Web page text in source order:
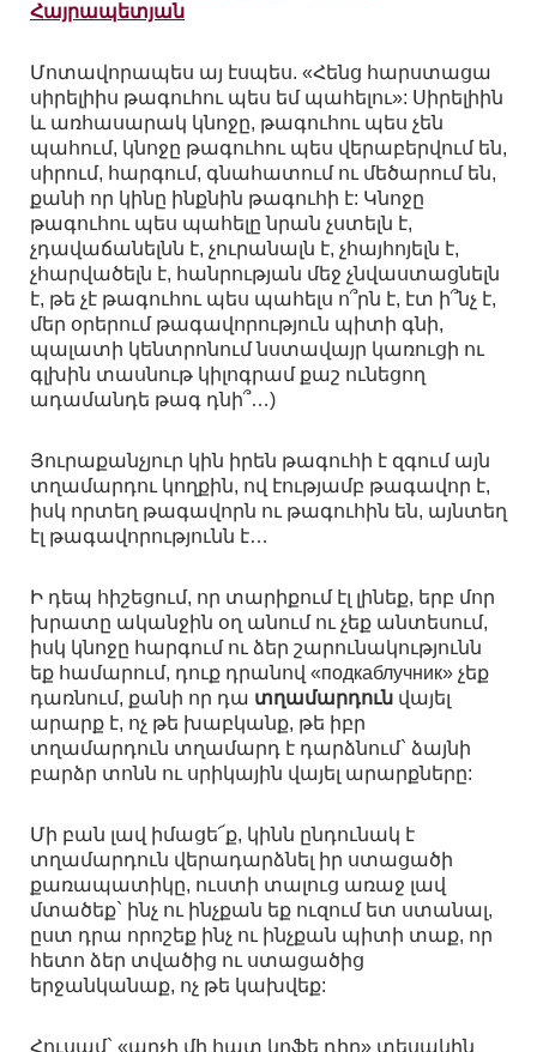
Հայրապետյան
Մոտավորապես այ էսպես. «Հենց հարստացա
սիրելիիս թագուհու պես եմ պահելու»: Սիրելիին
և առհասարակ կնոջը, թագուհու պես չեն
պահում, կնոջը թագուհու պես վերաբերվում են,
սիրում, հարգում, գնահատում ու մեծարում են,
քանի որ կինը ինքնին թագուհի է: Կնոջը
թագուհու պես պահելը նրան չստելն է,
չդավաճանելնն է, չուրանալն է, չհայհոյելն է,
չհարվածելն է, հանրության մեջ չնվաստացնելն
է, թե չէ թագուհու պես պահելս ո՞րն է, էտ ի՞նչ է,
մեր օրերում թագավորություն պիտի գնի,
պալատի կենտրոնում նստավայր կառուցի ու
գլխին տասնութ կիլոգրամ քաշ ունեցող
ադամանդե թագ դնի՞…)
Յուրաքանչյուր կին իրեն թագուհի է զգում այն
տղամարդու կողքին, ով էությամբ թագավոր է,
իսկ որտեղ թագավորն ու թագուհին են, այնտեղ
էլ թագավորությունն է…
Ի դեպ հիշեցում, որ տարիքում էլ լինեք, երբ մոր
խրատը ականջին օղ անում ու չեք անտեսում,
իսկ կնոջը հարգում ու ձեր շարունակությունն
եք համարում, դուք դրանով «подкаблучник» չեք
դառնում, քանի որ դա տղամարդուն վայել
արարք է, ոչ թե խաբկանք, թե իբր
տղամարդուն տղամարդ է դարձնում` ձայնի
բարձր տոնն ու սրիկային վայել արարքները:
Մի բան լավ իմացե՜ք, կինն ընդունակ է
տղամարդուն վերադարձնել իր ստացածի
քառապատիկը, ուստի տալուց առաջ լավ
մտածեք` ինչ ու ինչքան եք ուզում ետ ստանալ,
ըստ դրա որոշեք ինչ ու ինչքան պիտի տաք, որ
հետո ձեր տվածից ու ստացածից
երջանկանաք, ոչ թե կախվեք:
Հուսամ` «աղչի մի հատ կոֆե դիր» տեսակին